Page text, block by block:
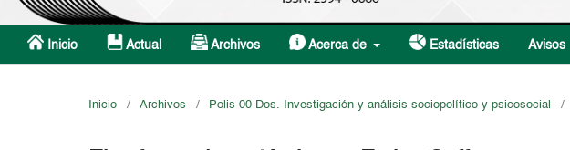
Inicio Actual Archivos Acerca de Estadísticas Avisos
Inicio / Archivos / Polis 00 Dos. Investigación y análisis sociopolítico y psicosocial /